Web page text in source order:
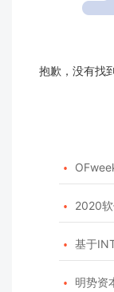
抱歉，没有找

 2020
 基于
 明势资本